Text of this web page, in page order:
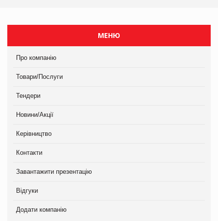
МЕНЮ
Про компанію
Товари/Послуги
Тендери
Новини/Акції
Керівництво
Контакти
Завантажити презентацію
Відгуки
Додати компанію